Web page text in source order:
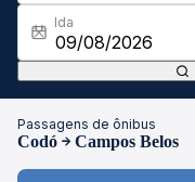
Ida
Passagens de ônibus
Codó Campos Belos